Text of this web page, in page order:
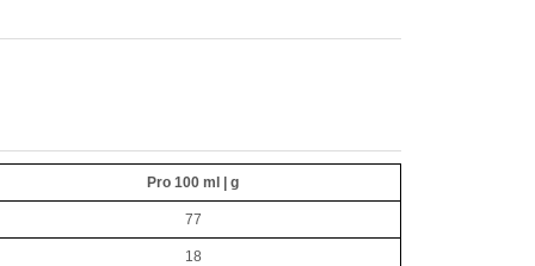
Pro 100 ml | g
77
18